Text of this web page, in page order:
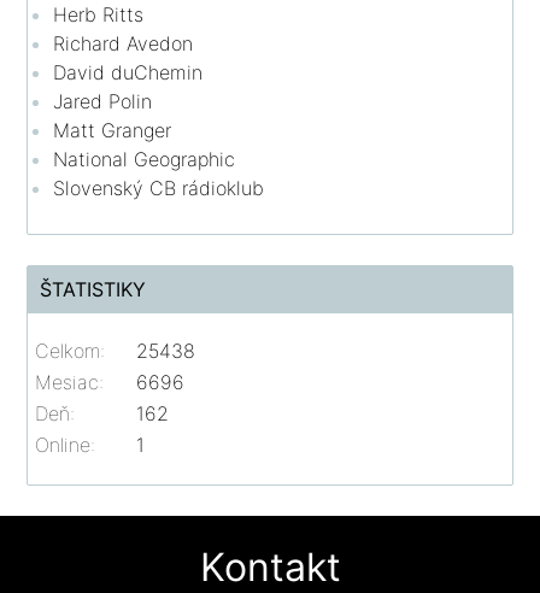
Herb Ritts
Richard Avedon
David duChemin
Jared Polin
Matt Granger
National Geographic
Slovenský CB rádioklub
ŠTATISTIKY
Online: 1
Celkom:
25438
Mesiac:
6696
Deň:
162
Kontakt